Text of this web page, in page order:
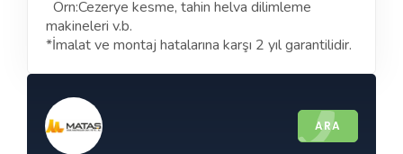
Örn:Cezerye kesme, tahin helva dilimleme
makineleri v.b.
*İmalat ve montaj hatalarına karşı 2 yıl garantilidir.
ARA